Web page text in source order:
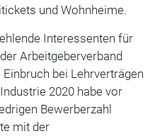
und Wohnheime.
Interessenten für
Arbeitgeberverband
bei Lehrverträgen
2020 habe vor
Bewerberzahl
mit der